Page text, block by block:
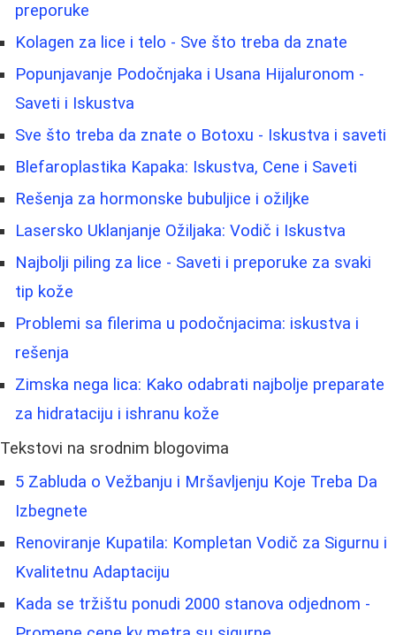
preporuke
Kolagen za lice i telo - Sve što treba da znate
Popunjavanje Podočnjaka i Usana Hijaluronom -
Saveti i Iskustva
Sve što treba da znate o Botoxu - Iskustva i saveti
Blefaroplastika Kapaka: Iskustva, Cene i Saveti
Rešenja za hormonske bubuljice i ožiljke
Lasersko Uklanjanje Ožiljaka: Vodič i Iskustva
Najbolji piling za lice - Saveti i preporuke za svaki
tip kože
Problemi sa filerima u podočnjacima: iskustva i
rešenja
Zimska nega lica: Kako odabrati najbolje preparate
za hidrataciju i ishranu kože
Tekstovi na srodnim blogovima
5 Zabluda o Vežbanju i Mršavljenju Koje Treba Da
Izbegnete
Renoviranje Kupatila: Kompletan Vodič za Sigurnu i
Kvalitetnu Adaptaciju
Kada se tržištu ponudi 2000 stanova odjednom -